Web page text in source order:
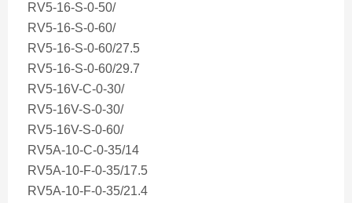
RV5-16-S-0-50/
RV5-16-S-0-60/
RV5-16-S-0-60/27.5
RV5-16-S-0-60/29.7
RV5-16V-C-0-30/
RV5-16V-S-0-30/
RV5-16V-S-0-60/
RV5A-10-C-0-35/14
RV5A-10-F-0-35/17.5
RV5A-10-F-0-35/21.4